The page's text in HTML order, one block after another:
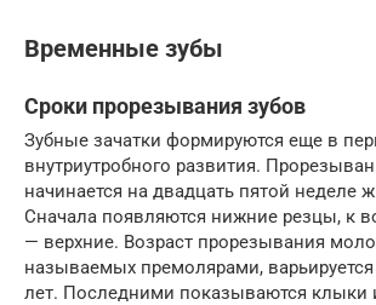
Временные зубы
Сроки прорезывания зубов
Зубные зачатки формируются еще в
внутриутробного развития.
начинается на двадцать пятой неделе
Сначала появляются нижние резцы, к
— верхние. Возраст прорезывания
называемых премолярами, варьируется
лет. Последними показываются клыки